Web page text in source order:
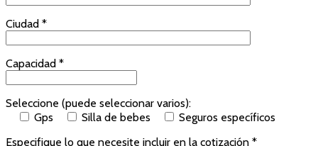
Ciudad *
Capacidad *
Seleccione (puede seleccionar varios):
Gps
Silla de bebes
Seguros específicos
Especifique lo que necesite incluir en la cotización *